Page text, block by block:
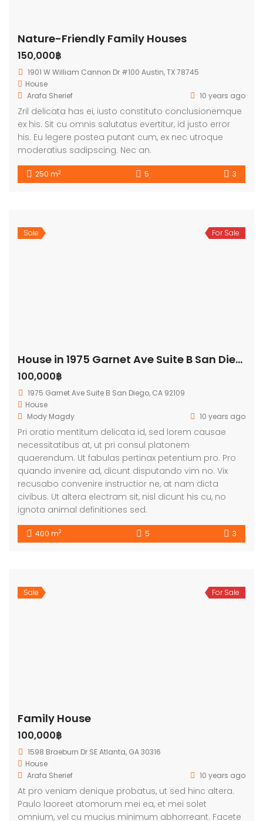
Nature-Friendly Family Houses
150,000฿
1901 W William Cannon Dr #100 Austin, TX 78745
House
Arafa Sherief
10 years ago
Zril delicata has ei, iusto constituto conclusionemque
ex his. Sit cu omnis salutatus evertitur, id justo error
his. Eu legere postea putant cum, ex nec utroque
moderatius sadipscing. Nec an.
250 m2 5 3
Sale For Sale
House in 1975 Garnet Ave Suite B San Diego
100,000฿
1975 Garnet Ave Suite B San Diego, CA 92109
House
Mody Magdy
10 years ago
Pri oratio mentitum delicata id, sed lorem causae
necessitatibus at, ut pri consul platonem
quaerendum. Ut fabulas pertinax petentium pro. Pro
quando invenire ad, dicunt disputando vim no. Vix
recusabo convenire instructior ne, at nam dicta
civibus. Ut altera electram sit, nisl dicunt his cu, no
ignota animal definitiones sed.
400 m2 5 3
Sale For Sale
Family House
100,000฿
1598 Braeburn Dr SE Atlanta, GA 30316
House
Arafa Sherief
10 years ago
At pro veniam denique probatus, ut sed hinc altera.
Paulo laoreet atomorum mei ea, et mei solet
omnium, vel cu mucius minimum abhorreant. Facete